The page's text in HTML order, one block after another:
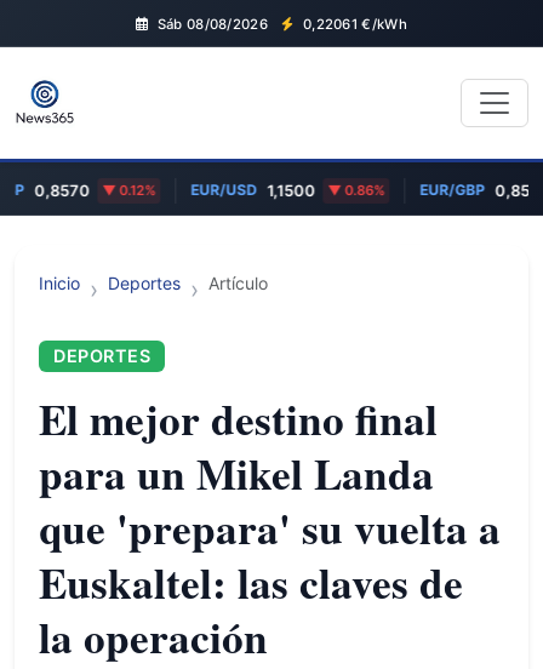
Sáb 08/08/2026 0,22061 €/kWh
0,8570 0.12% EUR/USD 1,1500 0.86% EUR/GBP 0,8570
Inicio Deportes Artículo
DEPORTES
El mejor destino final
para un Mikel Landa
que 'prepara' su vuelta a
Euskaltel: las claves de
la operación